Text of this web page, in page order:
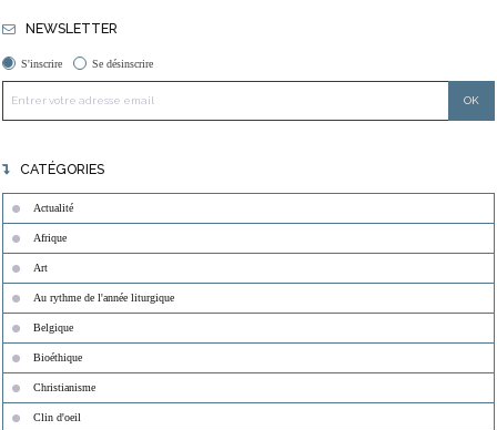
NEWSLETTER
S'inscrire Se désinscrire
CATÉGORIES
Actualité
Afrique
Art
Au rythme de l'année liturgique
Belgique
Bioéthique
Christianisme
Clin d'oeil